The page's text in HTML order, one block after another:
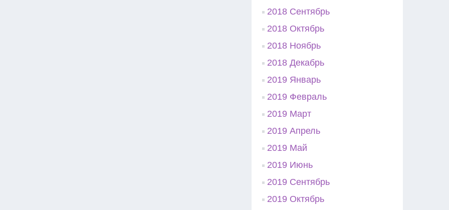
2018 Сентябрь
2018 Октябрь
2018 Ноябрь
2018 Декабрь
2019 Январь
2019 Февраль
2019 Март
2019 Апрель
2019 Май
2019 Июнь
2019 Сентябрь
2019 Октябрь